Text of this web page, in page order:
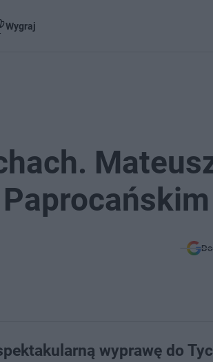
Wygraj
wyprawę do